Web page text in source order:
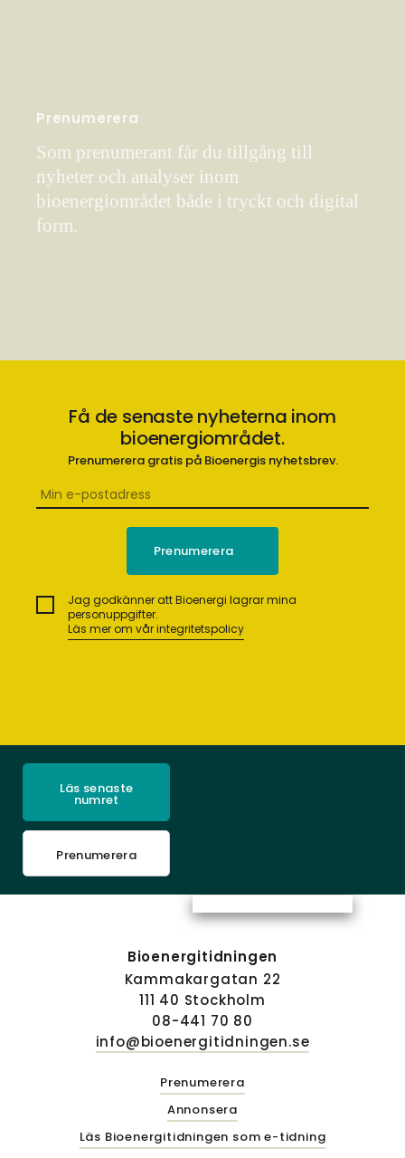
Prenumerera
Som prenumerant får du tillgång till
nyheter och analyser inom
bioenergiområdet både i tryckt och digital
form.
Få de senaste nyheterna inom
bioenergiområdet.
Prenumerera gratis på Bioenergis nyhetsbrev.
Jag godkänner att Bioenergi lagrar mina
personuppgifter.
Läs mer om vår integritetspolicy
Läs senaste
numret
Prenumerera
Bioenergitidningen
Kammakargatan 22
111 40 Stockholm
08-441 70 80
info@bioenergitidningen.se
Prenumerera
Annonsera
Läs Bioenergitidningen som e-tidning